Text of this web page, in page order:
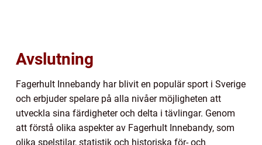
Avslutning
Fagerhult Innebandy har blivit en populär sport i Sverige
och erbjuder spelare på alla nivåer möjligheten att
utveckla sina färdigheter och delta i tävlingar. Genom
att förstå olika aspekter av Fagerhult Innebandy, som
olika spelstilar, statistik och historiska för- och